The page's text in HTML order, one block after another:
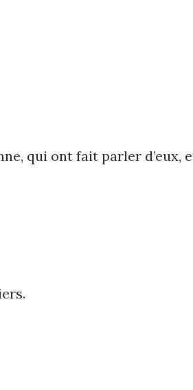
qui ont fait parler d’eux,